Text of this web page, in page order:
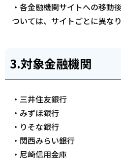
・各金融機関サイトへの移動
ついては、サイトごとに異なり
3.対象金融機関
・三井住友銀行
・みずほ銀行
・りそな銀行
・関西みらい銀行
・尼崎信用金庫